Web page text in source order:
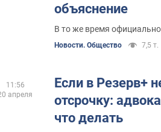
объяснение
В то же время
Новости. Общество 7,5 т.
Если в Резерв+
отсрочку:
что делать
11:56
апреля